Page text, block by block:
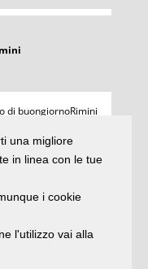
di buongiornoRimini
delle notizie
una migliore
in linea con le tue
i cookie
l'utilizzo vai alla